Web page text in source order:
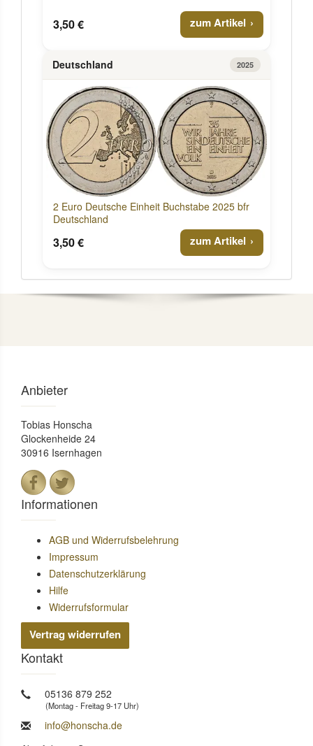
3,50 € zum Artikel
Deutschland 2025
2 Euro Deutsche Einheit Buchstabe 2025 bfr
Deutschland
3,50 € zum Artikel
Anbieter
Tobias Honscha
Glockenheide 24
30916 Isernhagen
Informationen
AGB und Widerrufsbelehrung
Impressum
Datenschutzerklärung
Hilfe
Widerrufsformular
Vertrag widerrufen
Kontakt
05136 879 252
(Montag - Freitag 9-17 Uhr)
info@honscha.de